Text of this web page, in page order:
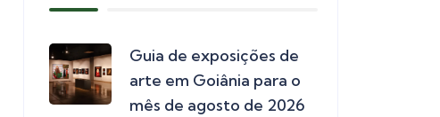
Guia de exposições de
arte em Goiânia para o
mês de agosto de 2026